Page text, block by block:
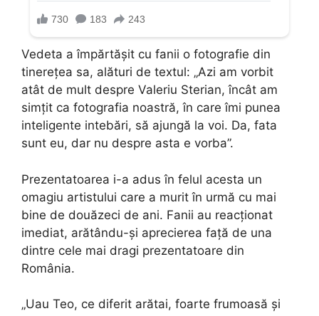
Vedeta a împărtășit cu fanii o fotografie din
tinerețea sa, alături de textul: „Azi am vorbit
atât de mult despre Valeriu Sterian, încât am
simțit ca fotografia noastră, în care îmi punea
inteligente intebări, să ajungă la voi. Da, fata
sunt eu, dar nu despre asta e vorba”.
Prezentatoarea i-a adus în felul acesta un
omagiu artistului care a murit în urmă cu mai
bine de douăzeci de ani. Fanii au reacționat
imediat, arătându-și aprecierea față de una
dintre cele mai dragi prezentatoare din
România.
„Uau Teo, ce diferit arătai, foarte frumoasă și